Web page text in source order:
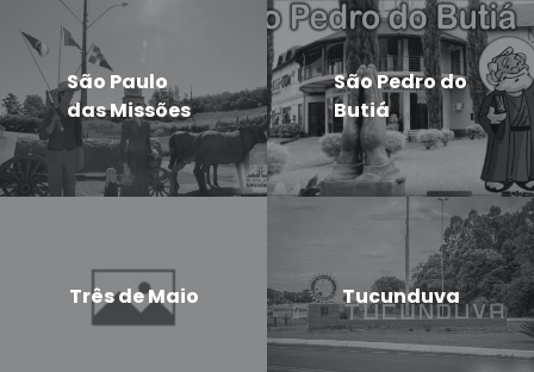
São Paulo
das Missões
São Pedro do
Butiá
Três de Maio Tucunduva